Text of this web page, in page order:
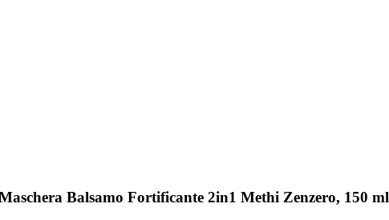
Balsamo Fortificante 2in1 Methi Zenzero, 150 ml